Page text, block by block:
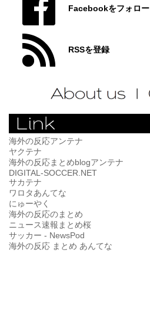
Facebookをフォロー
RSSを登録
海外の反応アンテナ
ヤクテナ
海外の反応まとめblogアンテナ
DIGITAL-SOCCER.NET
サカテナ
ワロタあんてな
にゅーやく
海外の反応のまとめ
ニュース速報まとめ桜
サッカー - NewsPod
海外の反応 まとめ あんてな